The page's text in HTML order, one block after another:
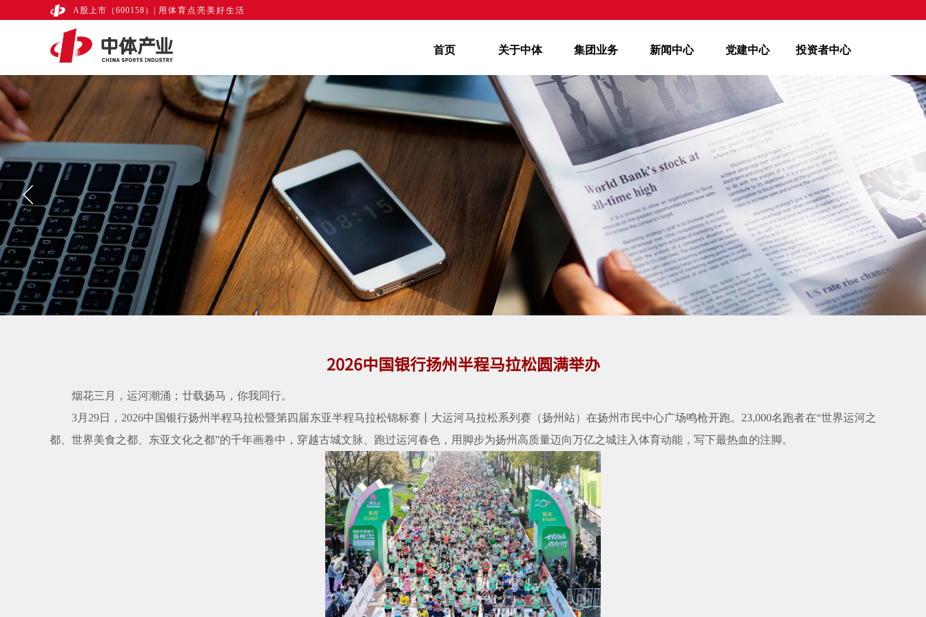
A股上市（600158） 用体育点亮美好生活
首页 关于中体 集团业务 新闻中心 党建中心 投资者中心
2026中国银行扬州半程马拉松圆满举办
烟花三月，运河潮涌；廿载扬马，你我同行。
3月29日，2026中国银行扬州半程马拉松暨第四届东亚半程马拉松锦标赛丨大运河马拉松系列赛（扬州站）在扬州市民中心广场鸣枪开跑。23,000名跑者在“世界运河之
都、世界美食之都、东亚文化之都”的千年画卷中，穿越古城文脉、跑过运河春色，用脚步为扬州高质量迈向万亿之城注入体育动能，写下最热血的注脚。